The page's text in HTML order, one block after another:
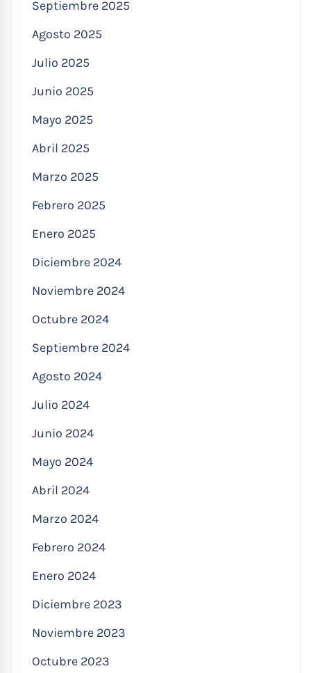
Septiembre 2025
Agosto 2025
Julio 2025
Junio 2025
Mayo 2025
Abril 2025
Marzo 2025
Febrero 2025
Enero 2025
Diciembre 2024
Noviembre 2024
Octubre 2024
Septiembre 2024
Agosto 2024
Julio 2024
Junio 2024
Mayo 2024
Abril 2024
Marzo 2024
Febrero 2024
Enero 2024
Diciembre 2023
Noviembre 2023
Octubre 2023